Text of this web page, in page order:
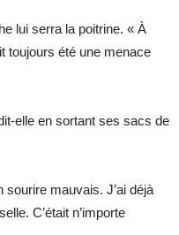
lui serra la poitrine. « À
toujours été une menace
elle en sortant ses sacs de
mauvais. J’ai déjà
C’était n’importe